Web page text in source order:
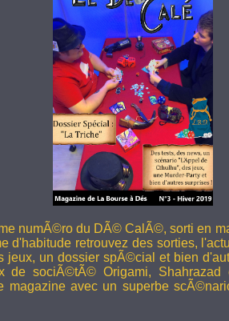
numÃ©ro du DÃ© CalÃ©, sorti en
d'habitude retrouvez des sorties,
jeux, un dossier spÃ©cial et bien
de sociÃ©tÃ© Origami,
magazine avec un superbe